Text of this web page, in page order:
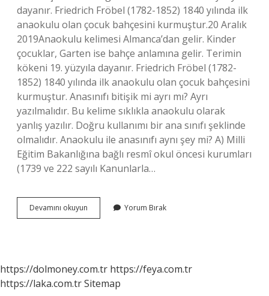
dayanır. Friedrich Fröbel (1782-1852) 1840 yılında ilk
anaokulu olan çocuk bahçesini kurmuştur.20 Aralık
2019Anaokulu kelimesi Almanca’dan gelir. Kinder
çocuklar, Garten ise bahçe anlamına gelir. Terimin
kökeni 19. yüzyıla dayanır. Friedrich Fröbel (1782-
1852) 1840 yılında ilk anaokulu olan çocuk bahçesini
kurmuştur. Anasınıfı bitişik mi ayrı mı? Ayrı
yazılmalıdır. Bu kelime sıklıkla anaokulu olarak
yanlış yazılır. Doğru kullanımı bir ana sınıfı şeklinde
olmalıdır. Anaokulu ile anasınıfı aynı şey mi? A) Milli
Eğitim Bakanlığına bağlı resmî okul öncesi kurumları
(1739 ve 222 sayılı Kanunlarla…
Devamını okuyun Anaokulu
Neden
Yorum Bırak
https://dolmoney.com.tr https://feya.com.tr
https://laka.com.trSitemap